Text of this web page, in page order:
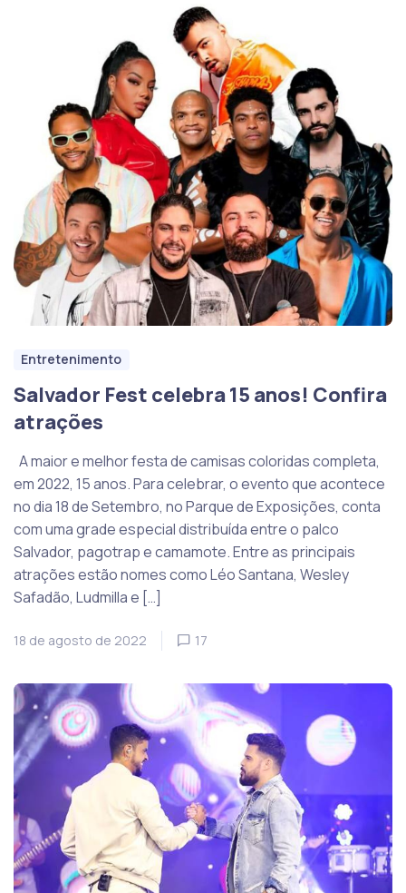
Entretenimento
Salvador Fest celebra 15 anos! Confira
atrações
A maior e melhor festa de camisas coloridas completa,
em 2022, 15 anos. Para celebrar, o evento que acontece
no dia 18 de Setembro, no Parque de Exposições, conta
com uma grade especial distribuída entre o palco
Salvador, pagotrap e camamote. Entre as principais
atrações estão nomes como Léo Santana, Wesley
Safadão, Ludmilla e […]
18 de agosto de 2022 17